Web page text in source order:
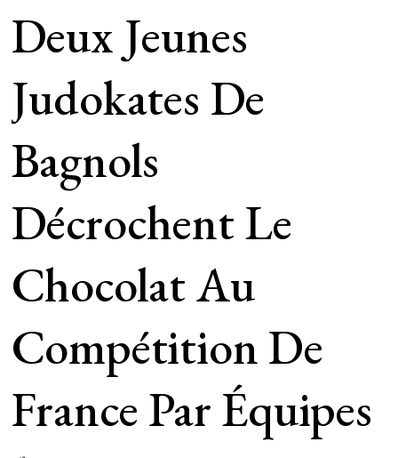
Deux Jeunes
Judokates De
Bagnols
Décrochent Le
Chocolat Au
Compétition De
France Par Équipes